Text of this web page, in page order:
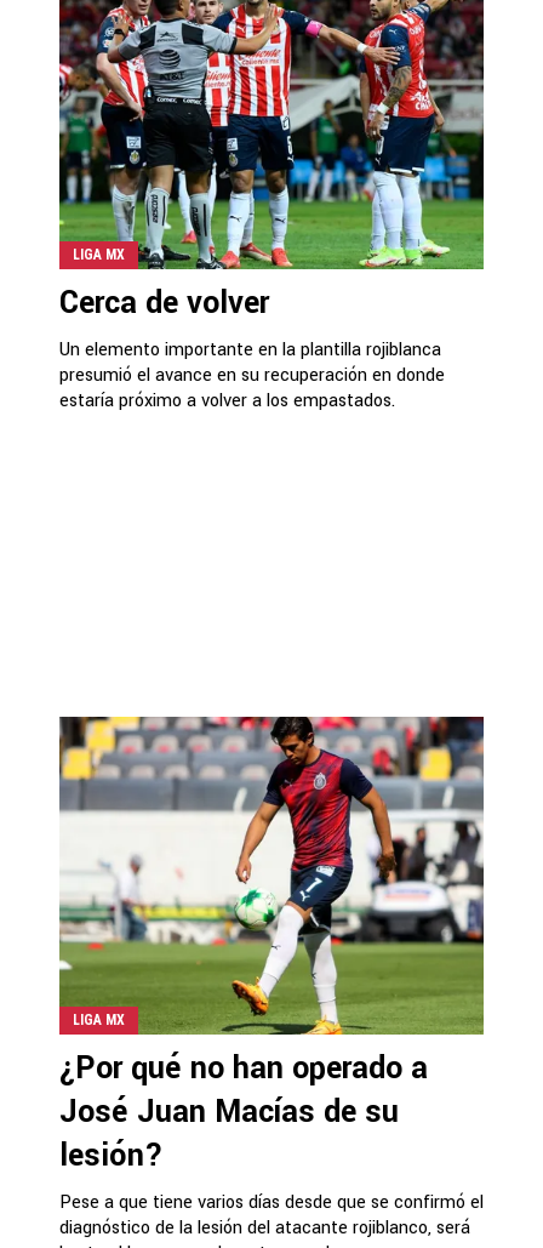
LIGA MX
Cerca de volver
Un elemento importante en la plantilla rojiblanca
presumió el avance en su recuperación en donde
estaría próximo a volver a los empastados.
LIGA MX
¿Por qué no han operado a
José Juan Macías de su
lesión?
Pese a que tiene varios días desde que se confirmó el
diagnóstico de la lesión del atacante rojiblanco, será